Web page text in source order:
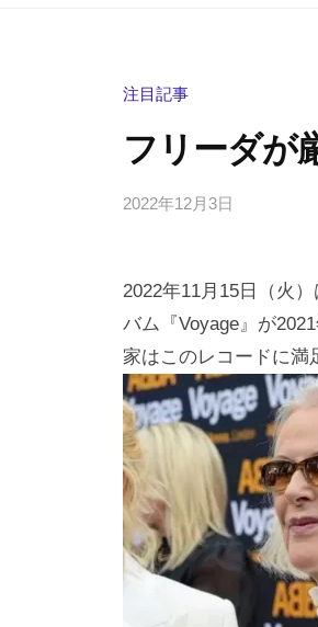
注目記事
フリーダが
2022年12月3日
i
g
a
s
h
i
y
a
m
の
コ
メ
ン
ト
2022年11月15日（火
バム『Voyage』が
家はこのレコードに満